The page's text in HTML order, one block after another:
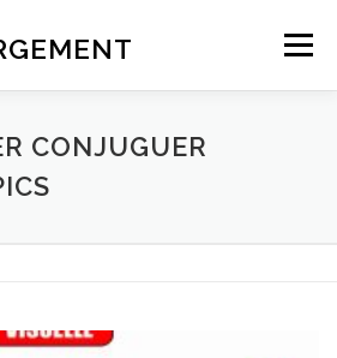
Menu
CONJUGUER